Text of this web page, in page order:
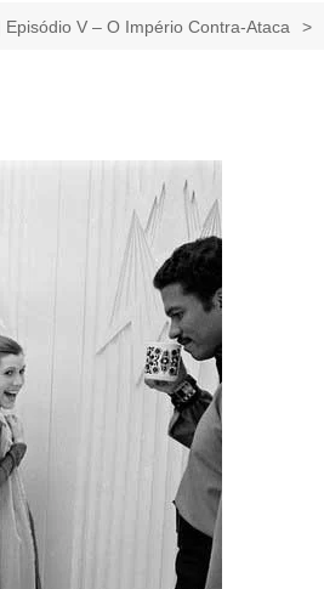
Radiola Torresmo
Tv
V – O Império Contra-Ataca